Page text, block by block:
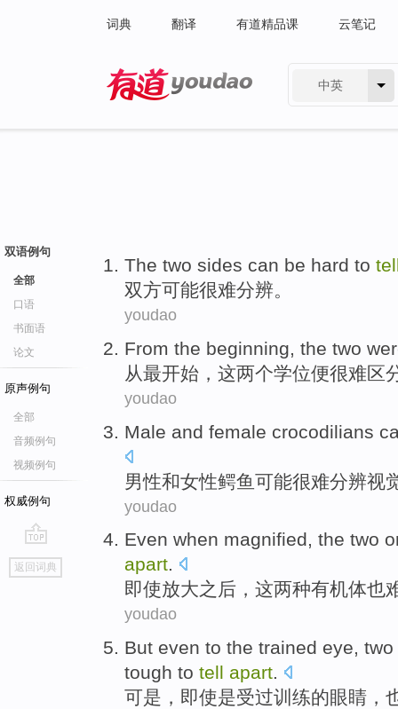
词典 翻译 有道精品课 云笔记
中英
双语例句
全部
口语
书面语
论文
原声例句
全部
音频例句
视频例句
权威例句
go
top
返回词典
The two sides can be hard to
双方可能很难分辨。
youdao
From the beginning, the two
从最开始， 这两个学位便很难区
youdao
Male and female crocodilians
男性和女性鳄鱼可能很难分辨视
youdao
Even when magnified, the two
apart.
即使放大之后 ， 这两种有机体也
youdao
But even to the trained eye, two
tough to tell apart.
可是 ， 即使是受过训练的眼睛 ，